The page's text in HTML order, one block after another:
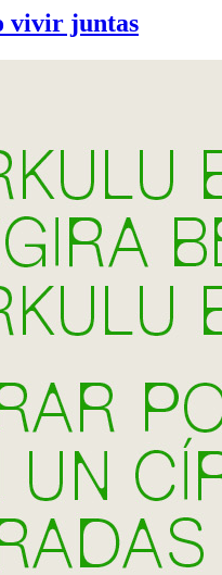
vivir juntas